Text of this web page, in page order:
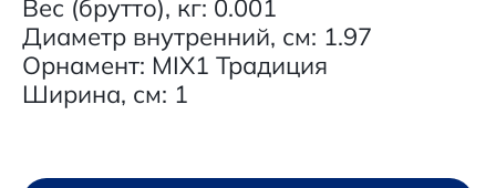
Вес (брутто), кг: 0.001
Диаметр внутренний, см: 1.97
Орнамент: MIX1 Традиция
Ширина, см: 1